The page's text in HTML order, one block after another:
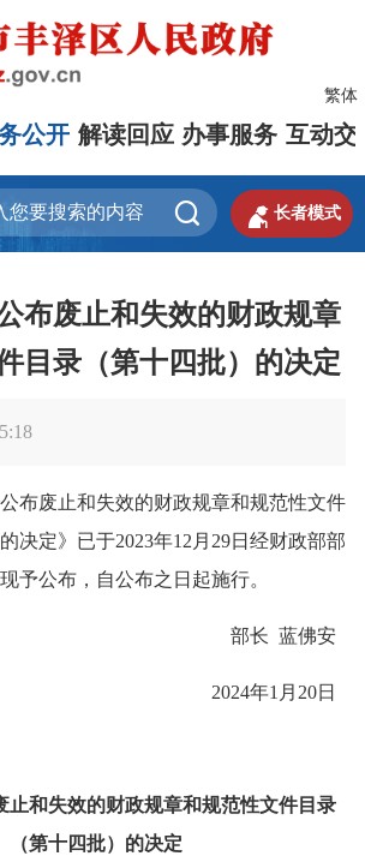
繁体
公开 解读回应 办事服务 互动交
  长者模式
布废止和失效的财政规章
目录（第十四批）的决定
废止和失效的财政规章和规范性文件
决定》已于2023年12月29日经财政部部
予公布，自公布之日起施行。
部长 蓝佛安
2024年1月20日
止和失效的财政规章和规范性文件目录
（第十四批）的决定